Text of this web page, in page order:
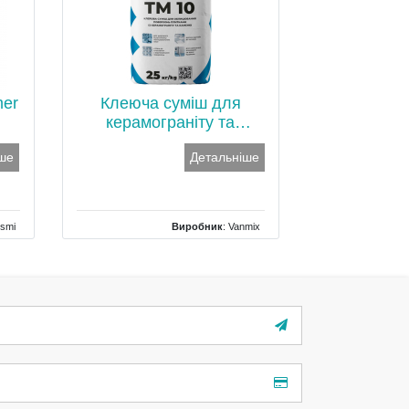
Клеюча суміш для
керамограніту та
каменю
Детальніше
Виробник: Vanmix